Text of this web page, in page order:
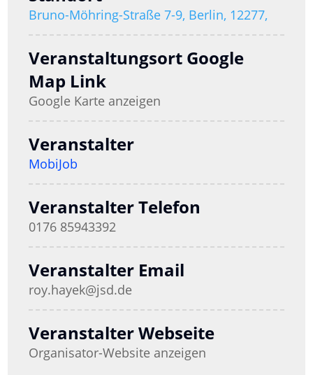
Bruno-Möhring-Straße 7-9, Berlin, 12277,
Veranstaltungsort Google
Map Link
Google Karte anzeigen
Veranstalter
MobiJob
Veranstalter Telefon
0176 85943392
Veranstalter Email
roy.hayek@jsd.de
Veranstalter Webseite
Organisator-Website anzeigen